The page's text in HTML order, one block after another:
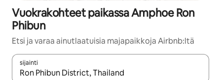
Vuokrakohteet paikassa Amphoe Ron
Phibun
Etsi ja varaa ainutlaatuisia majapaikkoja Airbnb:ltä
sijainti
Kun tulokset ovat saatavilla, navigoi ylös- ja alas-